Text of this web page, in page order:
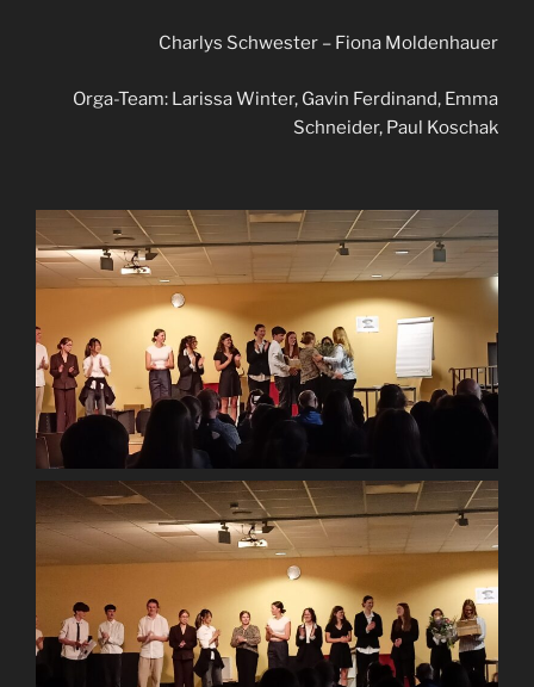
Charlys Schwester – Fiona Moldenhauer
Orga-Team: Larissa Winter, Gavin Ferdinand, Emma
Schneider, Paul Koschak